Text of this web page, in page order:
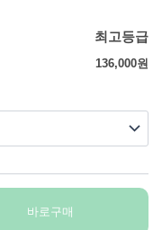
최고등급
136,000원
바로구매